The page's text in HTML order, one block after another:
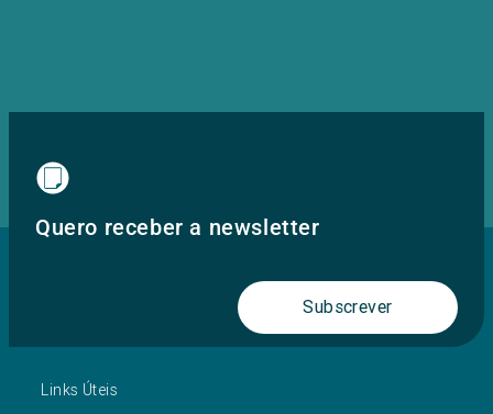
Quero receber a newsletter
Subscrever
Links Úteis